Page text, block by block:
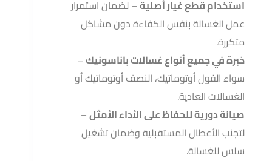
استخدام قطع غيار أصلية– لضمان استمرار
عمل الغسالة بنفس الكفاءة دون مشاكل
متكررة.
خبرة في جميع أنواع غسالات باناسونيك–
سواء الفول أوتوماتيك، النصف أوتوماتيك أو
الغسالات العادية.
صيانة دورية للحفاظ على الأداء الأمثل–
لتجنب الأعطال المستقبلية وضمان تشغيل
سلس للغسالة.